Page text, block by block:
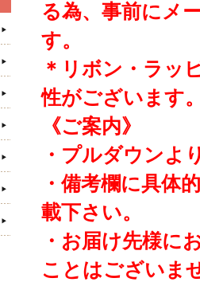
る為、事前にメ
す。
＊リボン・ラッ
性がございます
《ご案内》
・プルダウンよ
・備考欄に具体
載下さい。
・お届け先様に
ことはございま